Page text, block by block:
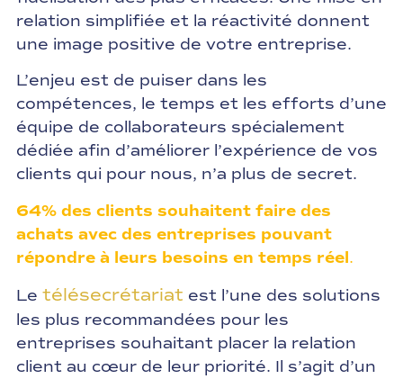
relation simplifiée et la réactivité donnent
une image positive de votre entreprise.
L’enjeu est de puiser dans les
compétences, le temps et les efforts d’une
équipe de collaborateurs spécialement
dédiée afin d’améliorer l’expérience de vos
clients qui pour nous, n’a plus de secret.
64% des clients souhaitent faire des
achats avec des entreprises pouvant
répondre à leurs besoins en temps réel.
Le télésecrétariat est l’une des solutions
les plus recommandées pour les
entreprises souhaitant placer la relation
client au cœur de leur priorité. Il s’agit d’un